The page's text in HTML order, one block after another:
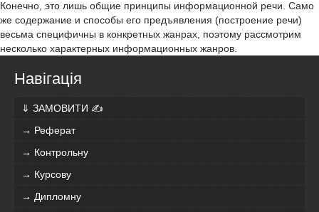
Конечно, это лишь общие принципы информационной речи. Само
же содержание и способы его предъявления (построение речи)
весьма специфичны в конкретных жанрах, поэтому рассмотрим
несколько характерных информационных жанров.
Навігація
⇓ ЗАМОВИТИ ✍
→ Реферат
→ Контрольну
→ Курсову
→ Дипломну